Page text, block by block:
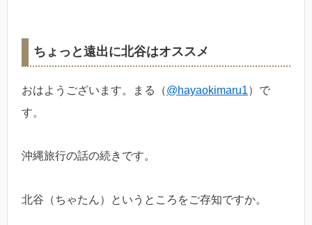
ちょっと遠出に北谷はオススメ
おはようございます。まる（@hayaokimaru1）で
す。
沖縄旅行の話の続きです。
北谷（ちゃたん）というところをご存知ですか。